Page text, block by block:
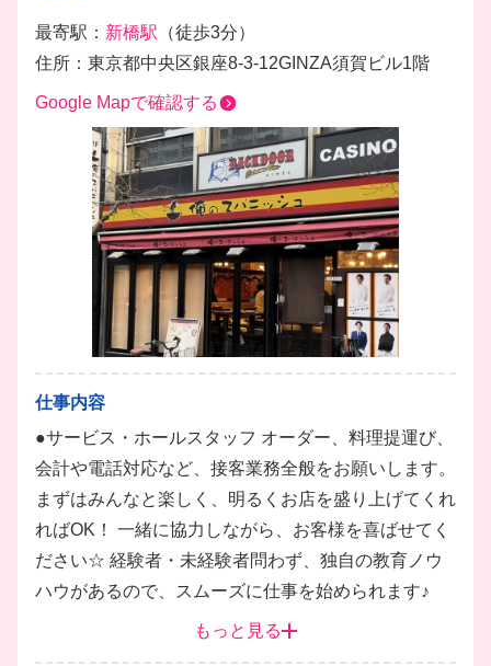
最寄駅： 新橋駅 （徒歩3分）
住所：東京都中央区銀座8-3-12GINZA須賀ビル1階
Google Mapで確認する
仕事内容
●サービス・ホールスタッフ オーダー、料理提運び、
会計や電話対応など、接客業務全般をお願いします。
まずはみんなと楽しく、明るくお店を盛り上げてくれ
ればOK！ 一緒に協力しながら、お客様を喜ばせてく
ださい☆ 経験者・未経験者問わず、独自の教育ノウ
ハウがあるので、スムーズに仕事を始められます♪
もっと見る